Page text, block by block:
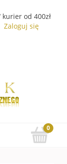
kurier od 400zł
Zaloguj się